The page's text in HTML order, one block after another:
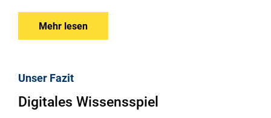
Mehr lesen
Unser Fazit
Digitales Wissensspiel